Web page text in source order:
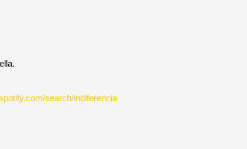
search/indiferencia